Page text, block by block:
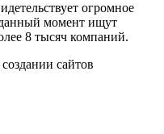
огромное
момент ищут
8 тысяч компаний.